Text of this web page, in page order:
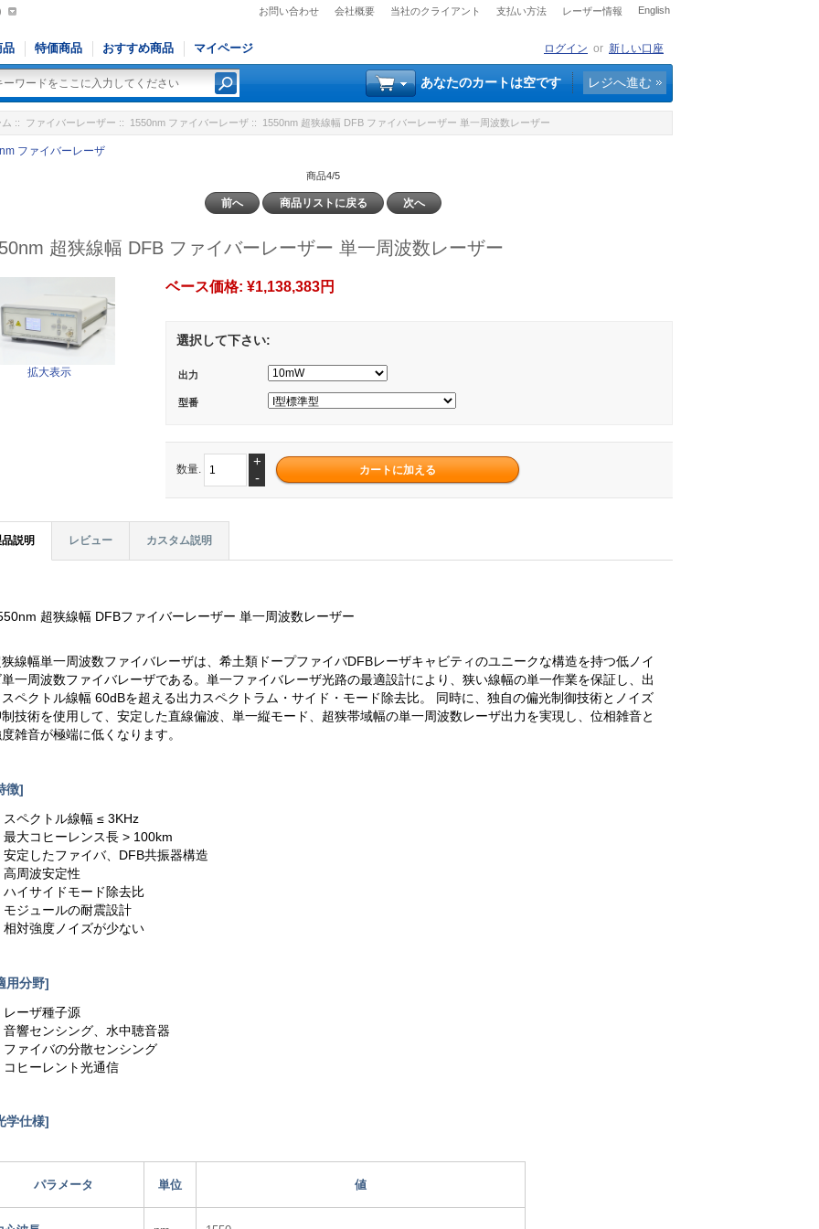
お問い合わせ 会社概要 当社のクライアント 支払い方法 レーザー情報 English
品 特価商品 おすすめ商品 マイページ ログイン or 新しい口座
あなたのカートは空です レジへ進む
:: ファイバーレーザー :: 1550nm ファイバーレーザ :: 1550nm 超狭線幅 DFB ファイバーレーザー 単一周波数レーザー
ファイバーレーザ
商品4/5
前へ 商品リストに戻る 次へ
超狭線幅 DFB ファイバーレーザー 単一周波数レーザー
拡大表示
ベース価格:¥1,138,383円
選択して下さい:
出力
型番
数量.
+
-
説明 レビュー カスタム説明
超狭線幅 DFBファイバーレーザー 単一周波数レーザー
線幅単一周波数ファイバレーザは、希土類ドープファイバDFBレーザキャビティのユニークな構造を持つ低ノイ
一周波数ファイバレーザである。単一ファイバレーザ光路の最適設計により、狭い線幅の単一作業を保証し、出
ペクトル線幅 60dBを超える出力スペクトラム・サイド・モード除去比。 同時に、独自の偏光制御技術とノイズ
技術を使用して、安定した直線偏波、単一縦モード、超狭帯域幅の単一周波数レーザ出力を実現し、位相雑音と
雑音が極端に低くなります。
徴]
スペクトル線幅 ≤ 3KHz
最大コヒーレンス長 > 100km
安定したファイバ、DFB共振器構造
高周波安定性
ハイサイドモード除去比
モジュールの耐震設計
相対強度ノイズが少ない
用分野]
レーザ種子源
音響センシング、水中聴音器
ファイバの分散センシング
コヒーレント光通信
学仕様]
パラメータ 単位 値